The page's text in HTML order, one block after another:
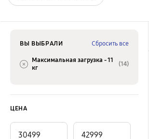
ВЫ ВЫБРАЛИ Сбросить все
Максимальная загрузка -11
кг
(14)
ЦЕНА